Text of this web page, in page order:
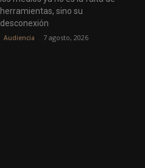
herramientas, sino su
desconexión
Audiencia 7 agosto, 2026